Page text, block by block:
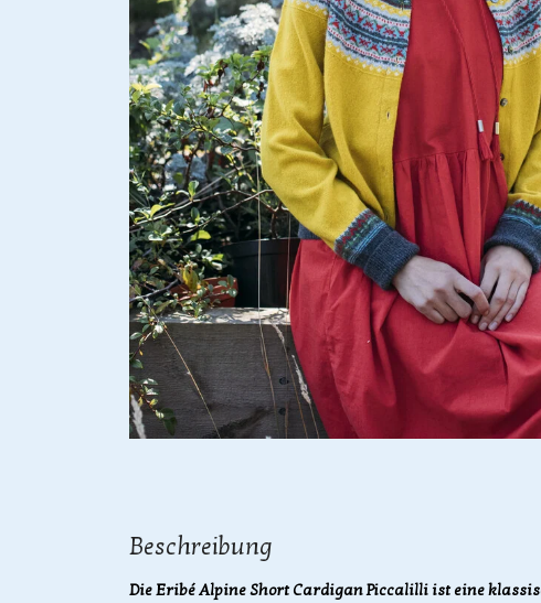
Beschreibung
Die Eribé Alpine Short Cardigan Piccalilli ist eine